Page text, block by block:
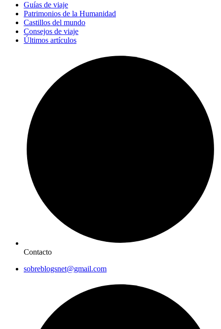
Guías de viaje
Patrimonios de la Humanidad
Castillos del mundo
Consejos de viaje
Últimos artículos
Contacto
sobreblogsnet@gmail.com